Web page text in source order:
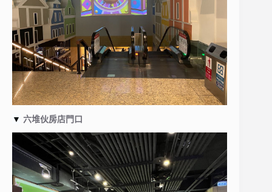
▼ 六堆伙房店門口